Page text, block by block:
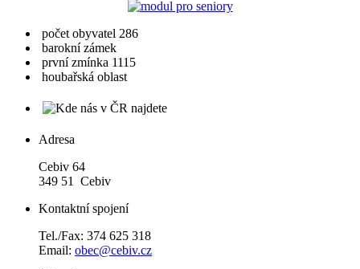
počet obyvatel 286
barokní zámek
první zmínka 1115
houbařská oblast
Adresa
Cebiv 64
349 51 Cebiv
Kontaktní spojení
Tel./Fax: 374 625 318
Email: obec@cebiv.cz